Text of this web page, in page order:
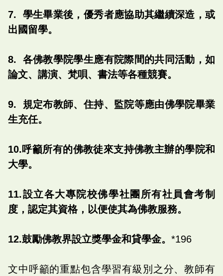
7. 學生畢業後，優秀者應協助其繼續深造，或
出國留學。
8. 各佛教學院學生應有院際間的共同活動，如
論文、講演、梵唄、書法等各種競賽。
9. 規定布教師、住持、監院等應由佛學院畢業
生充任。
10.呼籲所有的佛教徒來支持佛教主辦的學院和
大學。
11.設立各大專院校佛學社團所有社員會考制
度，認定其資格，以便使其為佛教服務。
12.鼓勵佛教界設立獎學金和貸學金。 *196
文中呼籲的重點包含學習有級別之分、教師有